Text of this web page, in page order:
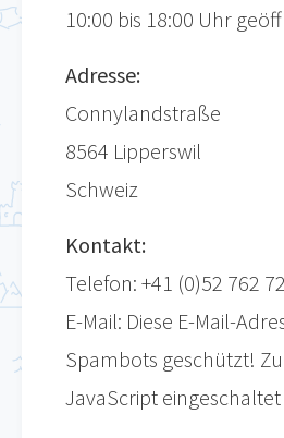
10:00 bis 18:00 Uhr
Adresse:
Connylandstraße
8564 Lipperswil
Schweiz
Kontakt:
Telefon: +41 (0)52 762
E-Mail: Diese E-Mail-
Spambots geschützt!
JavaScript eingeschaltet